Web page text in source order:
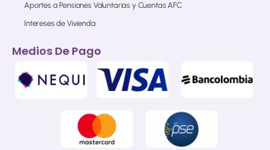
Aportes a Pensiones Voluntarias y Cuentas AFC
Intereses de Vivienda
Medios De Pago